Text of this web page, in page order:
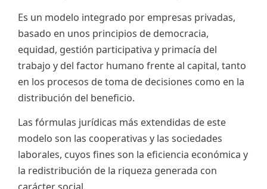
Es un modelo integrado por empresas privadas,
basado en unos principios de democracia,
equidad, gestión participativa y primacía del
trabajo y del factor humano frente al capital, tanto
en los procesos de toma de decisiones como en la
distribución del beneficio.
Las fórmulas jurídicas más extendidas de este
modelo son las cooperativas y las sociedades
laborales, cuyos fines son la eficiencia económica y
la redistribución de la riqueza generada con